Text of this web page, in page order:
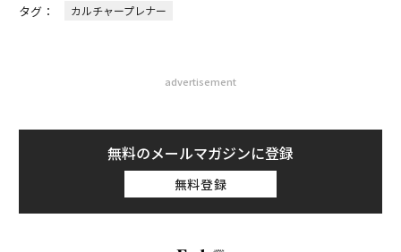
タグ： カルチャープレナー
advertisement
無料のメールマガジンに登録
無料登録